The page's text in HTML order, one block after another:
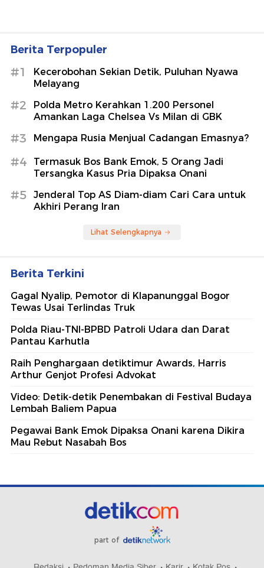
Berita Terpopuler
#1
Kecerobohan Sekian Detik, Puluhan Nyawa
Melayang
#2
Polda Metro Kerahkan 1.200 Personel
Amankan Laga Chelsea Vs Milan di GBK
#3 Mengapa Rusia Menjual Cadangan Emasnya?
#4
Termasuk Bos Bank Emok, 5 Orang Jadi
Tersangka Kasus Pria Dipaksa Onani
#5
Jenderal Top AS Diam-diam Cari Cara untuk
Akhiri Perang Iran
Lihat Selengkapnya
Berita Terkini
Gagal Nyalip, Pemotor di Klapanunggal Bogor
Tewas Usai Terlindas Truk
Polda Riau-TNI-BPBD Patroli Udara dan Darat
Pantau Karhutla
Raih Penghargaan detiktimur Awards, Harris
Arthur Genjot Profesi Advokat
Video: Detik-detik Penembakan di Festival Budaya
Lembah Baliem Papua
Pegawai Bank Emok Dipaksa Onani karena Dikira
Mau Rebut Nasabah Bos
part of